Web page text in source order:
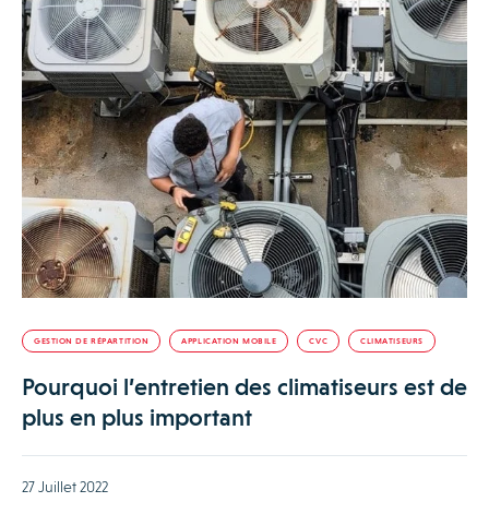
GESTION DE RÉPARTITION APPLICATION MOBILE CVC CLIMATISEURS
Pourquoi l’entretien des climatiseurs est de
plus en plus important
27 Juillet 2022